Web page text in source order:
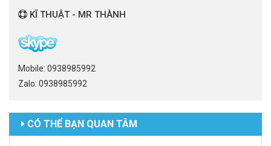
KĨ THUẬT - MR THÀNH
Mobile: 0938985992
Zalo: 0938985992
CÓ THỂ BẠN QUAN TÂM